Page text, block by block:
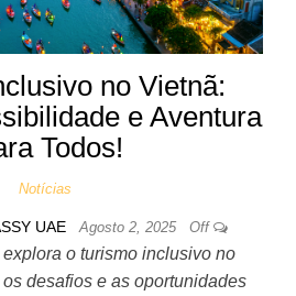
no Vietnã:
e Aventura
Todos!
Notícias
UAE Agosto 2, 2025 Off
o turismo inclusivo no
desafios e as oportunidades